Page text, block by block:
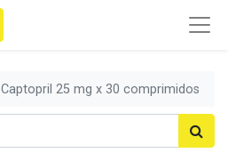
Captopril 25 mg x 30 comprimidos